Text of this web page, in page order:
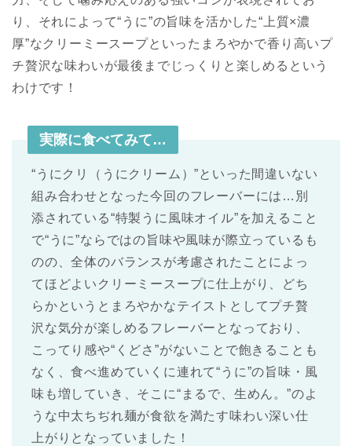
り、それによって“うに”の旨味を活かした“上質×濃
厚”なクリーミースープといったまろやかで香り高いプ
チ贅沢な味わいが最後までじっくりと楽しめるという
わけです！
実際に食べてみて…
“うにクリ（うにクリーム）”といった間違いない
組み合わせとなった今回のフレーバーには…別
添されている“特製うに風味オイル”を加えること
で“うに”ならではの旨味や風味が際立っているも
のの、全体のバランスが考慮されたことによっ
てほどよいクリーミースープに仕上がり、どち
らかというとまろやかなテイストとしてプチ贅
沢な気分が楽しめるフレーバーとなっており、
こってり感や“くどさ”がないことで飽きることも
なく、食べ進めていくに連れて“うに”の旨味・風
味も増していき、そこに“まるで、生めん。”のよ
うな中太ちぢれ麺が食欲を満たす味わい深い仕
上がりとなっていました！